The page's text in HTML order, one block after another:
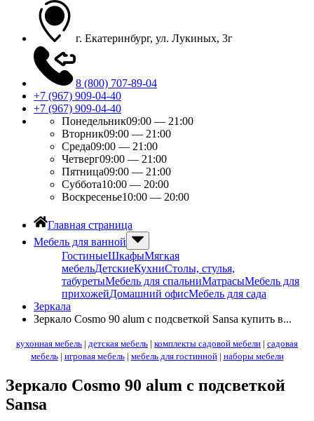
г. Екатеринбург, ул. Лукиных, 3г
8 (800) 707-89-04
+7 (967) 909-04-40
+7 (967) 909-04-40
Понедельник09:00 — 21:00
Вторник09:00 — 21:00
Среда09:00 — 21:00
Четверг09:00 — 21:00
Пятница09:00 — 21:00
Суббота10:00 — 20:00
Воскресенье10:00 — 20:00
Главная страница
Мебель для ванной
ГостиныеШкафыМягкая
мебельДетскиеКухниСтолы, стулья,
табуретыМебель для спальниМатрасыМебель для
прихожейДомашний офисМебель для сада
Зеркала
Зеркало Cosmo 90 alum с подсветкой Sansa купить в...
кухонная мебель | детская мебель | комплекты садовой мебели | садовая
мебель| игровая мебель| мебель для гостинной| наборы мебели
Зеркало Cosmo 90 alum с подсветкой
Sansa